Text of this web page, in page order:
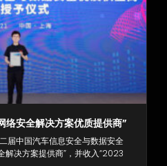
络安全解决方案优质提供商”
届中国汽车信息安全与数据安全
解决方案提供商”，并收入“2023